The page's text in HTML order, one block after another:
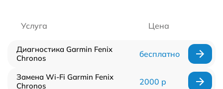
Услуга Цена
Диагностика Garmin Fenix
Chronos
бесплатно
Замена Wi-Fi Garmin Fenix
Chronos
2000 р